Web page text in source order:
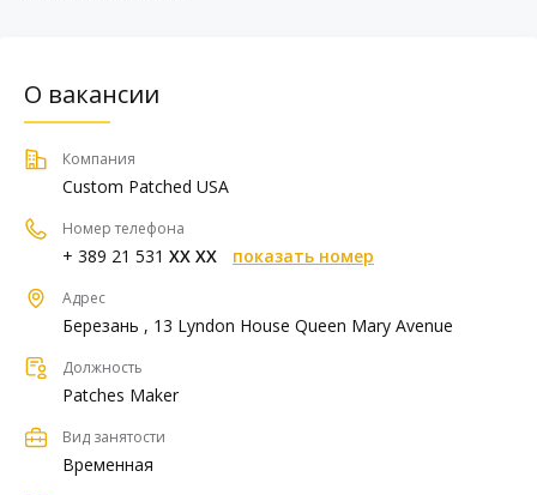
О вакансии
Компания
Custom Patched USA
Номер телефона
+ 389 21 531 XX XX показать номер
Адрес
Березань , 13 Lyndon House Queen Mary Avenue
Должность
Patches Maker
Вид занятости
Временная